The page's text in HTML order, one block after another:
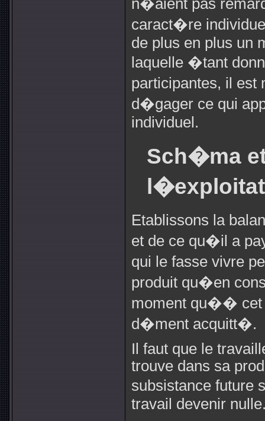
n�aient pas
caract�re
de plus en plus un
laquelle �tant
participantes, il
d�gager ce qui
individuel.
Sch�ma
Etablissons la
et de ce qu�il a
qui le fasse vivre
produit qu�en
moment qu�� cet
d�ment acquitt�.
Il faut que le
trouve dans sa
subsistance future
travail devenir